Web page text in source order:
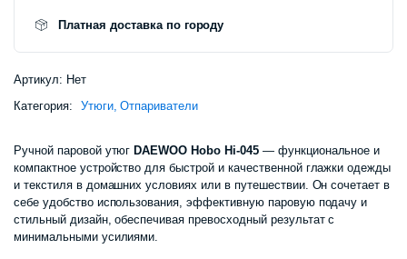
Платная доставка по городу
Артикул: Нет
Категория:
Утюги, Отпариватели
Ручной паровой утюг DAEWOO Hobo Hi-045— функциональное и
компактное устройство для быстрой и качественной глажки одежды
и текстиля в домашних условиях или в путешествии. Он сочетает в
себе удобство использования, эффективную паровую подачу и
стильный дизайн, обеспечивая превосходный результат с
минимальными усилиями.